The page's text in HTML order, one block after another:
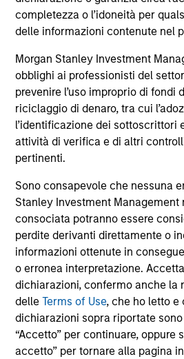
completezza o l’idoneità per
delle informazioni contenute nel
Morgan Stanley Investment
obblighi ai professionisti del
prevenire l’uso improprio di fondi
riciclaggio di denaro, tra cui
l’identificazione dei sottoscrittori
attività di verifica e di altri
pertinenti.
Sono consapevole che nessuna
Stanley Investment Management
consociata potranno essere
perdite derivanti direttamente o
informazioni ottenute in
o erronea interpretazione.
dichiarazioni, confermo anche la
delleTerms of Use, che ho letto e
dichiarazioni sopra riportate
“Accetto” per continuare, oppure
accetto” per tornare alla pagina
discipline that seeks to
with a demonstrated
growth and stability in
selling below intrinsic
Atlanta Capital High
Guided by a conservative
discipline that seeks to
with a demonstrated
growth and stability in
selling below intrinsic
Approfondimenti correlati